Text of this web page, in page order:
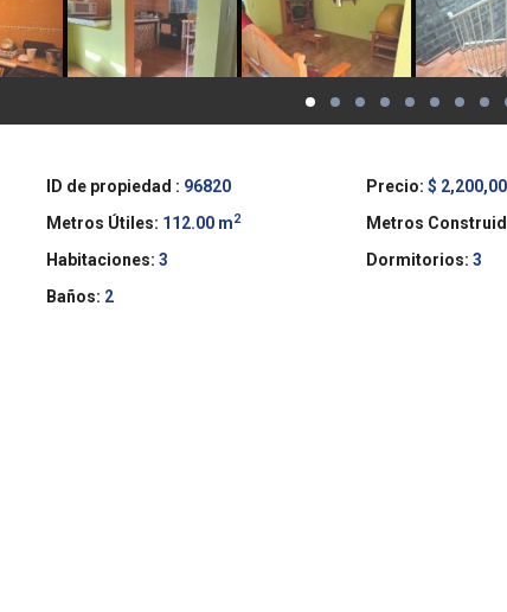
ID de propiedad : 96820 Precio: $
Metros Útiles: 112.00 m2 Metros
Habitaciones: 3 Dormitorios: 3
Baños: 2